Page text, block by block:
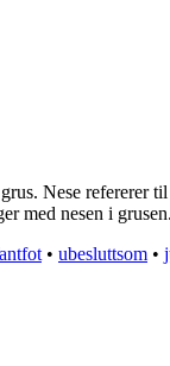
Nese refererer
med nesen i
• ubesluttsom •